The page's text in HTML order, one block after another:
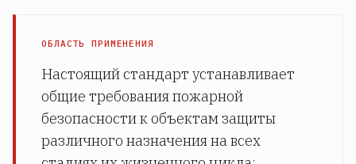
ОБЛАСТЬ ПРИМЕНЕНИЯ
Настоящий стандарт устанавливает
общие требования пожарной
безопасности к объектам защиты
различного назначения на всех